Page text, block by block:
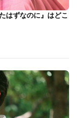
はずなのに』はどこ